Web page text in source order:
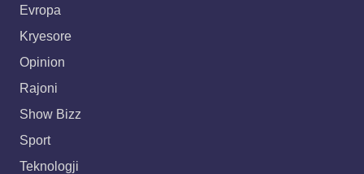
Evropa
Kryesore
Opinion
Rajoni
Show Bizz
Sport
Teknologji